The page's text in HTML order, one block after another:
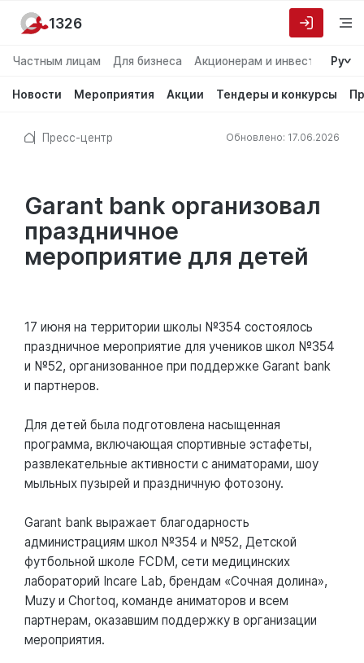
Частным лицам Для бизнеса Акционерам и инвесторам
Ру
Новости Мероприятия Акции Тендеры и конкурсы
1326
Пресс-центр Обновлено: 17.06.2026
Garant bank организовал
праздничное
мероприятие для детей
17 июня на территории школы №354 состоялось
праздничное мероприятие для учеников школ №354
и №52, организованное при поддержке Garant bank
и партнеров.
Для детей была подготовлена насыщенная
программа, включающая спортивные эстафеты,
развлекательные активности с аниматорами, шоу
мыльных пузырей и праздничную фотозону.
Garant bank выражает благодарность
администрациям школ №354 и №52, Детской
футбольной школе FCDM, сети медицинских
лабораторий Incare Lab, брендам «Сочная долина»,
Muzy и Chortoq, команде аниматоров и всем
партнерам, оказавшим поддержку в организации
мероприятия.